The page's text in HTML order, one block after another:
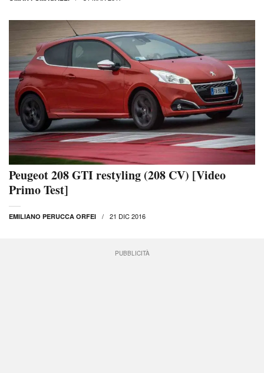
Peugeot 208 GTI restyling (208 CV) [Video
Primo Test]
EMILIANO PERUCCA ORFEI 21 DIC 2016
PUBBLICITÀ